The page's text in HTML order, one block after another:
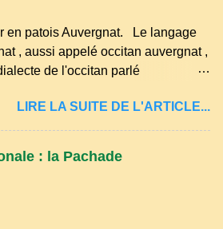
il remet le pain sur le bon coté,
payer autant de bouteilles de vin
de couteaux ou de fourchettes
Les quatre chemins. Quand
se rencontrent et se coupent,
forme un carrefour qui a
en patois Auvergnat. Le langage
, aussi appelé occitan auvergnat ,
de l'occitan parlé
parties du Massif central . Il
à la famille des langues romanes
parmi les dialectes du nord-
. Bien que le nombre de locuteurs
LIRE LA SUITE DE L'ARTICLE...
: la Pachade